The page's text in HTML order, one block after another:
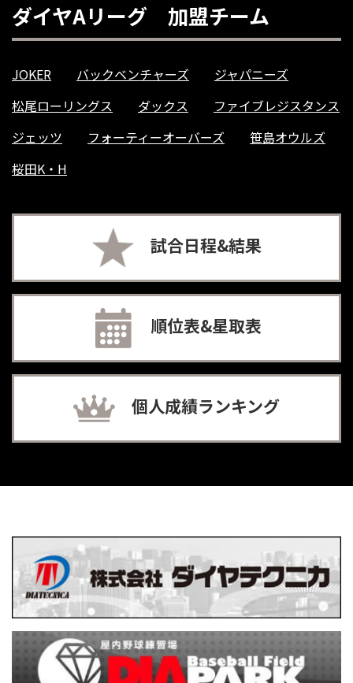
ダイヤAリーグ 加盟チーム
JOKER バックベンチャーズ
ジャパニーズ
松尾ローリングス
ダックス
ファイブレジスタンス
ジェッツ
フォーティーオーバーズ
笹島オウルズ
桜田K・H
試合日程&結果
順位表&星取表
個人成績ランキング